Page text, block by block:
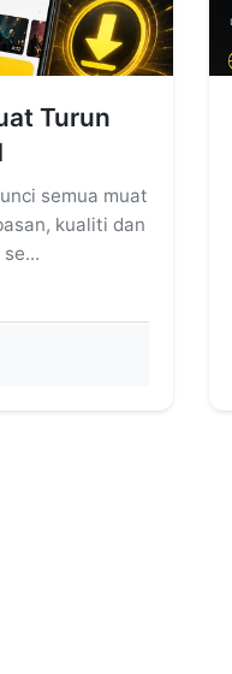
Turun
semua muat
kualiti dan